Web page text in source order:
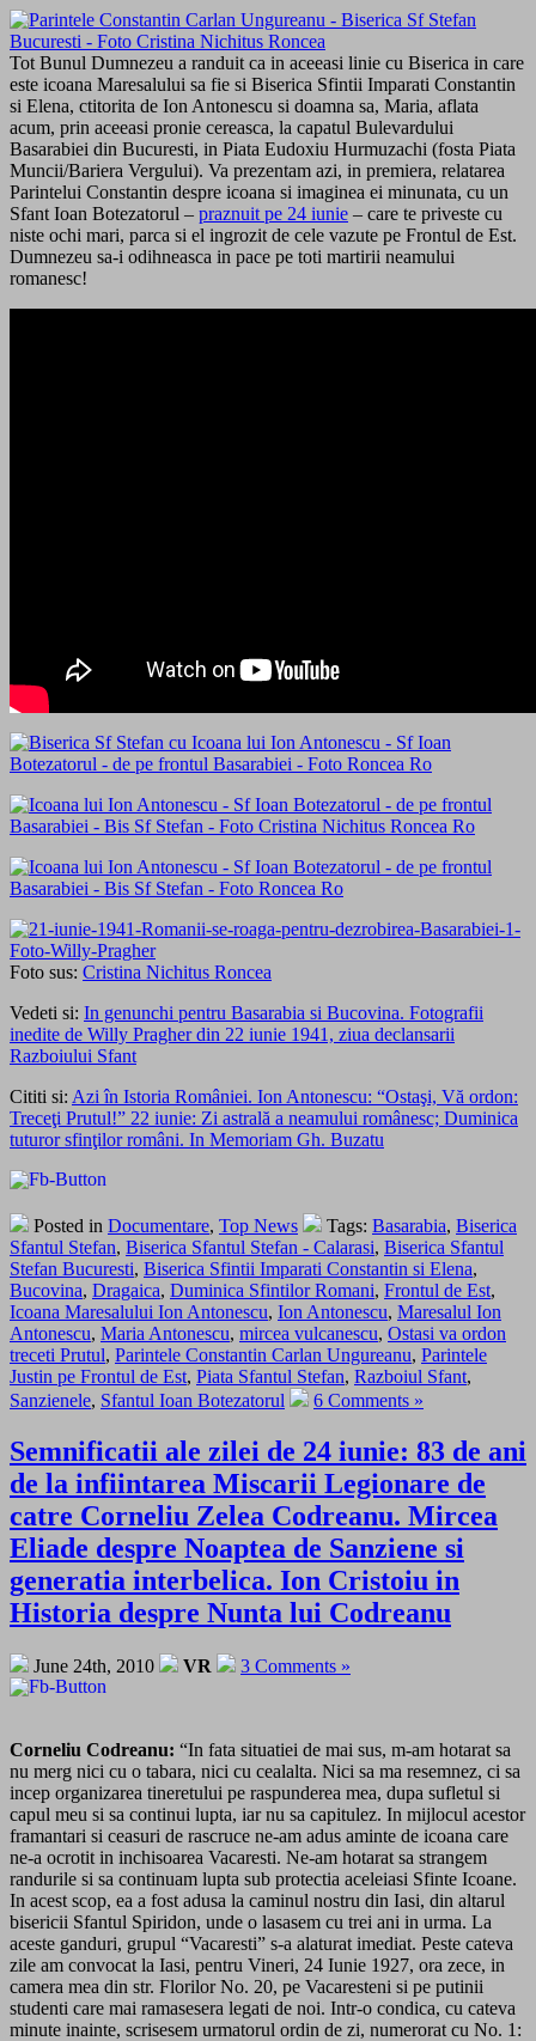
Tot Bunul Dumnezeu a randuit ca in aceeasi linie cu Biserica in care
este icoana Maresalului sa fie si Biserica Sfintii Imparati Constantin
si Elena, ctitorita de Ion Antonescu si doamna sa, Maria, aflata
acum, prin aceeasi pronie cereasca, la capatul Bulevardului
Basarabiei din Bucuresti, in Piata Eudoxiu Hurmuzachi (fosta Piata
Muncii/Bariera Vergului). Va prezentam azi, in premiera, relatarea
Parintelui Constantin despre icoana si imaginea ei minunata, cu un
Sfant Ioan Botezatorul – praznuit pe 24 iunie – care te priveste cu
niste ochi mari, parca si el ingrozit de cele vazute pe Frontul de Est.
Dumnezeu sa-i odihneasca in pace pe toti martirii neamului
romanesc!
Foto sus: Cristina Nichitus Roncea
Vedeti si: In genunchi pentru Basarabia si Bucovina. Fotografii
inedite de Willy Pragher din 22 iunie 1941, ziua declansarii
Razboiului Sfant
Cititi si: Azi în Istoria României. Ion Antonescu: “Ostaşi, Vă ordon:
Treceţi Prutul!” 22 iunie: Zi astrală a neamului românesc; Duminica
tuturor sfinţilor români. In Memoriam Gh. Buzatu
Posted in Documentare, Top News Tags: Basarabia, Biserica
Sfantul Stefan, Biserica Sfantul Stefan - Calarasi, Biserica Sfantul
Stefan Bucuresti, Biserica Sfintii Imparati Constantin si Elena,
Bucovina, Dragaica, Duminica Sfintilor Romani, Frontul de Est,
Icoana Maresalului Ion Antonescu, Ion Antonescu, Maresalul Ion
Antonescu, Maria Antonescu, mircea vulcanescu, Ostasi va ordon
treceti Prutul, Parintele Constantin Carlan Ungureanu, Parintele
Justin pe Frontul de Est, Piata Sfantul Stefan, Razboiul Sfant,
Sanzienele, Sfantul Ioan Botezatorul 6 Comments »
Semnificatii ale zilei de 24 iunie: 83 de ani
de la infiintarea Miscarii Legionare de
catre Corneliu Zelea Codreanu. Mircea
Eliade despre Noaptea de Sanziene si
generatia interbelica. Ion Cristoiu in
Historia despre Nunta lui Codreanu
June 24th, 2010 VR 3 Comments »
Corneliu Codreanu: “In fata situatiei de mai sus, m-am hotarat sa
nu merg nici cu o tabara, nici cu cealalta. Nici sa ma resemnez, ci sa
incep organizarea tineretului pe raspunderea mea, dupa sufletul si
capul meu si sa continui lupta, iar nu sa capitulez. In mijlocul acestor
framantari si ceasuri de rascruce ne-am adus aminte de icoana care
ne-a ocrotit in inchisoarea Vacaresti. Ne-am hotarat sa strangem
randurile si sa continuam lupta sub protectia aceleiasi Sfinte Icoane.
In acest scop, ea a fost adusa la caminul nostru din Iasi, din altarul
bisericii Sfantul Spiridon, unde o lasasem cu trei ani in urma. La
aceste ganduri, grupul “Vacaresti” s-a alaturat imediat. Peste cateva
zile am convocat la Iasi, pentru Vineri, 24 Iunie 1927, ora zece, in
camera mea din str. Florilor No. 20, pe Vacaresteni si pe putinii
studenti care mai ramasesera legati de noi. Intr-o condica, cu cateva
minute inainte, scrisesem urmatorul ordin de zi, numerorat cu No. 1: